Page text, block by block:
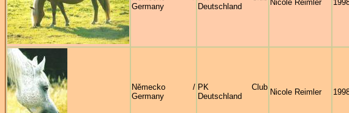
Germany
Deutschland
Nicole Reimler
Německo /
Germany
PK Club
Deutschland
Nicole Reimler